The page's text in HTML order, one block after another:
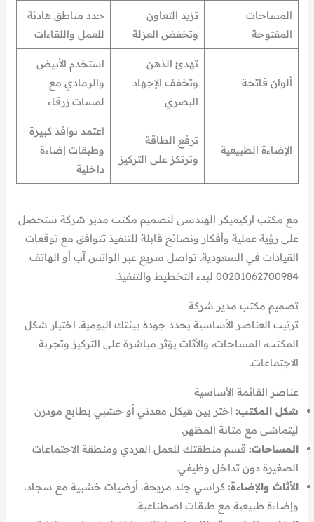
المساحات
المفتوحة
تزيد التعاون
وتخفض العزلة
حدد مناطق هادئة
للعمل واللقاءات
ألوان فاتحة
تهدئ الذهن
وتخفف الإجهاد
البصري
استخدم الأبيض
والرمادي مع
لمسات زرقاء
الإضاءة الطبيعية
ترفع الطاقة
وترتكز على التركيز
اعتمد نوافذ كبيرة
وطبقات إضاءة
داخلية
مع مكتب اركيميكر الهندسى لتصميم مكتب مدير شركة ستحصل
على رؤية عملية وأفكار ونصائح قابلة للتنفيذ تتوافق مع توقعات
القيادات في السعودية. تواصل سريع عبر الواتس آب أو الهاتف
00201062700984 لبدء التخطيط والتنفيذ.
تصميم مكتب مدير شركة
ترتيب العناصر الأساسية يحدد جودة بيئتك اليومية. اختيار شكل
المكتب، المساحات، والأثاث يؤثر مباشرة على التركيز وتجربة
الاجتماعات.
عناصر القائمة الأساسية
شكل المكتب: اختر بين هيكل معدني أو خشبي بطابع مودرن
ليتماشى مع متانة المظهر.
المساحات: قسم منطقتك للعمل الفردي ومنطقة الاجتماعات
الصغيرة دون تداخل وظيفي.
الأثاث والإضاءة: كراسي جلد مريحة، أرضيات خشبية مع سجاد،
وإضاءة طبيعية مع طبقات اصطناعية.